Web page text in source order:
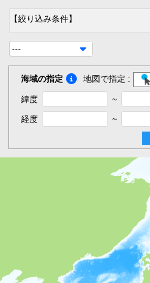
【絞り込み条件】
---
海域の指定 地図で指定 :
緯度 ~
経度
~